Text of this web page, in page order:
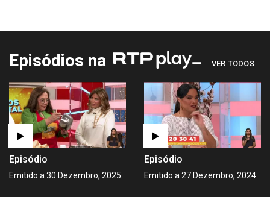
Episódios na VER TODOS
Episódio
Emitido a 30 Dezembro, 2025
Episódio
Emitido a 27 Dezembro, 2024